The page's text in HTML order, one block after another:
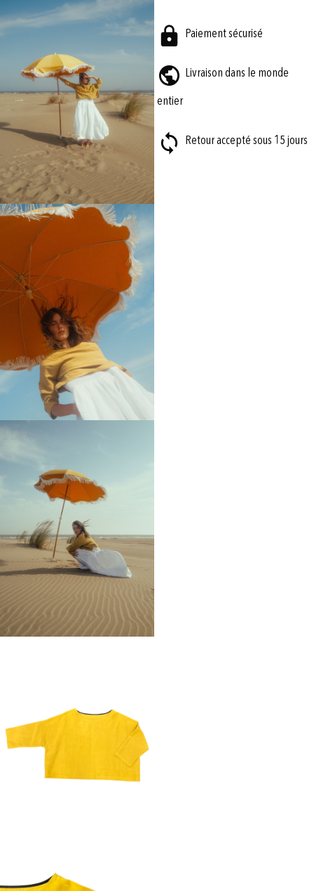
Paiement sécurisé
Livraison dans le monde
entier
Retour accepté sous 15 jours